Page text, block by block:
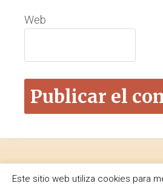
Web
De mi
Este sitio web utiliza cookies para